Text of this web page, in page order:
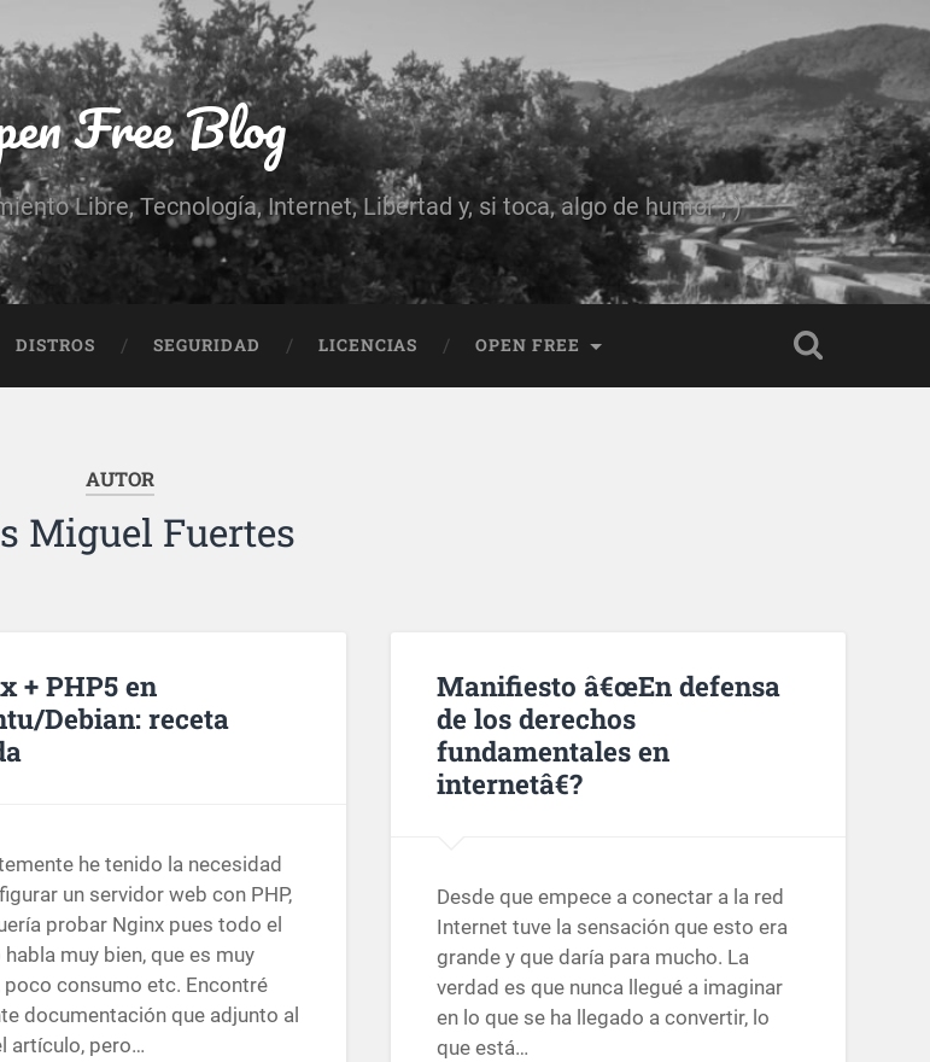
Free Blog
Libre, Tecnología, Internet, Libertad y, si toca, algo de humor ;-)
DISTROS SEGURIDAD LICENCIAS OPEN FREE
AUTOR
Miguel Fuertes
+ PHP5 en
Debian: receta
he tenido la necesidad
un servidor web con PHP,
probar Nginx pues todo el
muy bien, que es muy
poco consumo etc. Encontré
documentación que adjunto al
artículo, pero…
Manifiesto â€œEn defensa
de los derechos
fundamentales en
internetâ€?
Desde que empece a conectar a la red
Internet tuve la sensación que esto era
grande y que daría para mucho. La
verdad es que nunca llegué a imaginar
en lo que se ha llegado a convertir, lo
que está…